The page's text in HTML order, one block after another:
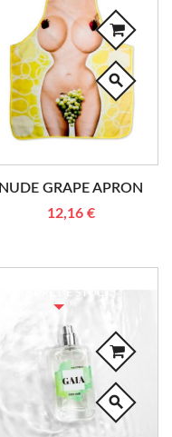
search
NUDE GRAPE APRON
12,16 €
search
RUPTURE DE STOCK